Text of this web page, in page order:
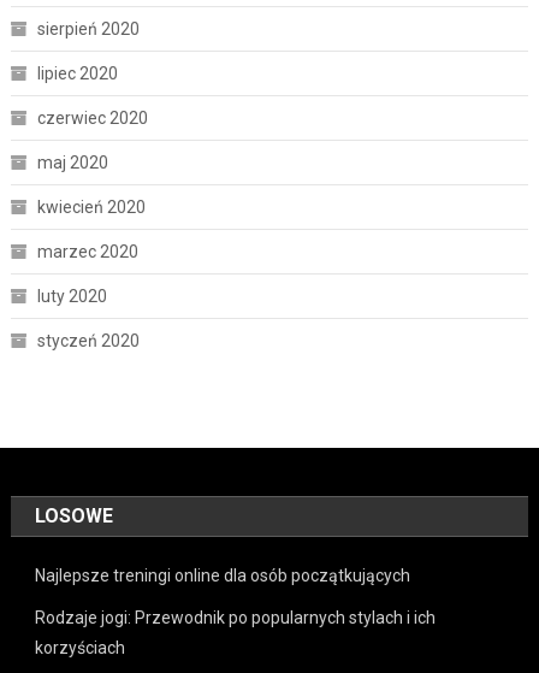
sierpień 2020
lipiec 2020
czerwiec 2020
maj 2020
kwiecień 2020
marzec 2020
luty 2020
styczeń 2020
LOSOWE
Najlepsze treningi online dla osób początkujących
Rodzaje jogi: Przewodnik po popularnych stylach i ich
korzyściach